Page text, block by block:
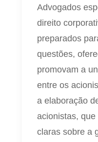
Advogados
direito
preparados
questões,
promovam a
entre os
a elaboração
acionistas,
claras sobre a